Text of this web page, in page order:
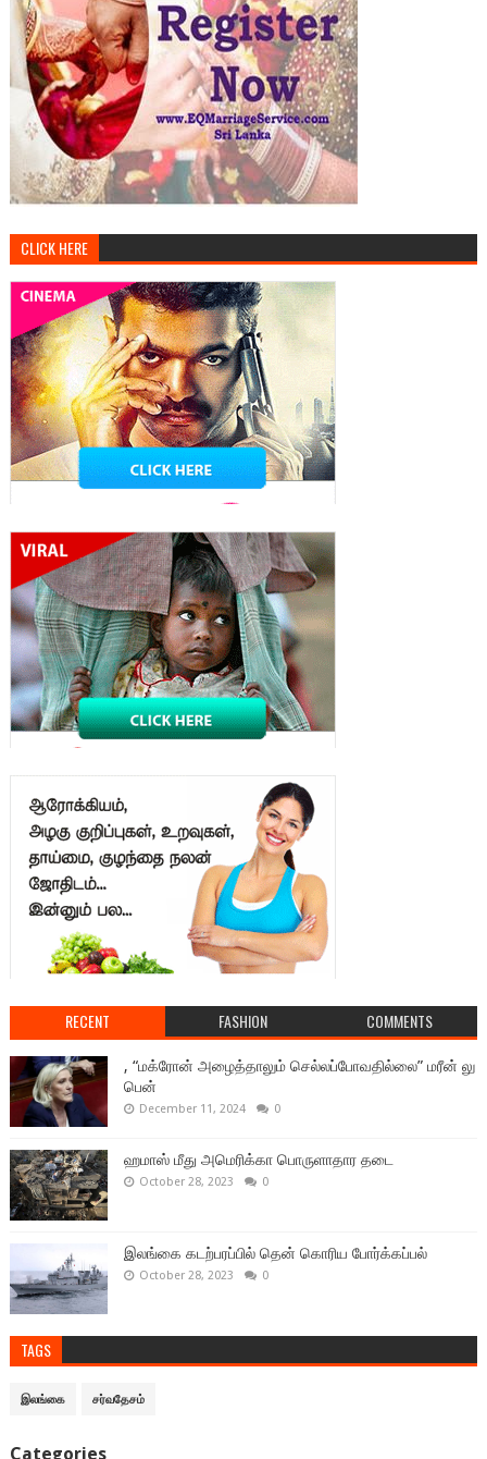
CLICK HERE
RECENT FASHION COMMENTS
, “மக்ரோன் அழைத்தாலும் செல்லப்போவதில்லை” மரீன் லு
பென்
December 11, 2024 0
ஹமாஸ் மீது அமெரிக்கா பொருளாதார தடை
October 28, 2023 0
இலங்கை கடற்பரப்பில் தென் கொரிய போர்க்கப்பல்
October 28, 2023 0
TAGS
இலங்கை சர்வதேசம்
Categories